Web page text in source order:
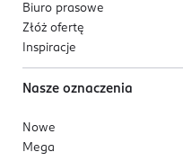
Biuro prasowe
Złóż ofertę
Inspiracje
Nasze oznaczenia
Nowe
Mega